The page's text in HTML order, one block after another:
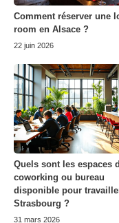
Comment réserver une
room en Alsace ?
22 juin 2026
Quels sont les espaces
coworking ou bureau
disponible pour
Strasbourg ?
31 mars 2026